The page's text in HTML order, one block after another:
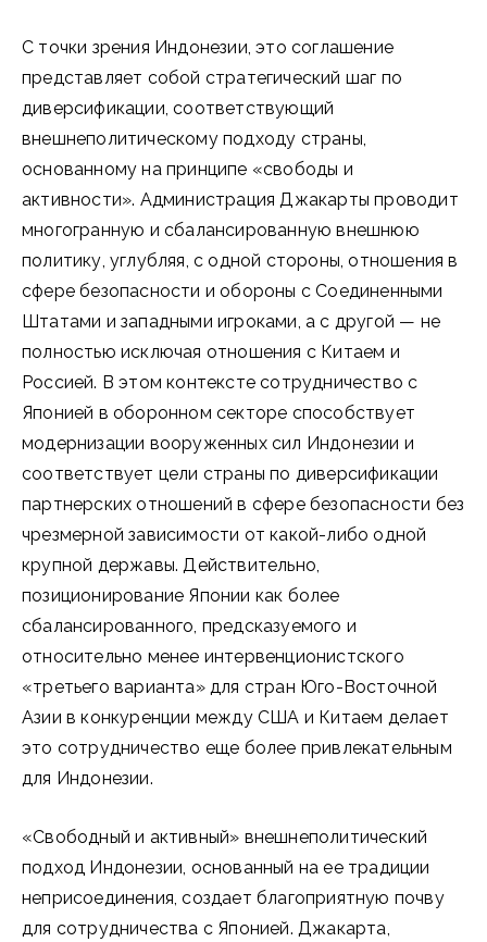
С точки зрения Индонезии, это соглашение
представляет собой стратегический шаг по
диверсификации, соответствующий
внешнеполитическому подходу страны,
основанному на принципе «свободы и
активности». Администрация Джакарты проводит
многогранную и сбалансированную внешнюю
политику, углубляя, с одной стороны, отношения в
сфере безопасности и обороны с Соединенными
Штатами и западными игроками, а с другой — не
полностью исключая отношения с Китаем и
Россией. В этом контексте сотрудничество с
Японией в оборонном секторе способствует
модернизации вооруженных сил Индонезии и
соответствует цели страны по диверсификации
партнерских отношений в сфере безопасности без
чрезмерной зависимости от какой-либо одной
крупной державы. Действительно,
позиционирование Японии как более
сбалансированного, предсказуемого и
относительно менее интервенционистского
«третьего варианта» для стран Юго-Восточной
Азии в конкуренции между США и Китаем делает
это сотрудничество еще более привлекательным
для Индонезии.
«Свободный и активный» внешнеполитический
подход Индонезии, основанный на ее традиции
неприсоединения, создает благоприятную почву
для сотрудничества с Японией. Джакарта,